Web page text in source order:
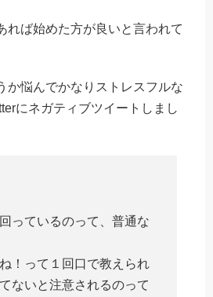
れば始めた方が良いと言われて
か悩んでかなりストレスフルな
にネガティブツイートしまし
っているのって、普通な
！って１回口で教えられ
ないと注意されるのって